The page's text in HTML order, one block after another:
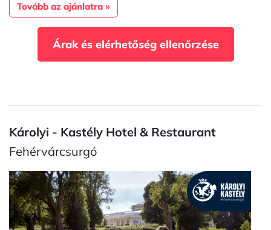
Tovább az ajánlatra »
Árak és elérhetőség ellenőrzése
Károlyi - Kastély Hotel & Restaurant
Fehérvárcsurgó